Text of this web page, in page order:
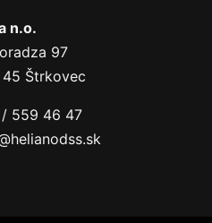
n.o.
97
Štrkovec
559 46 47